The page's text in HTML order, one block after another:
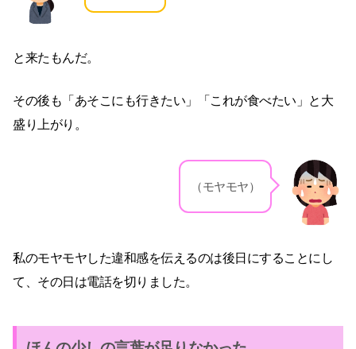
と来たもんだ。
その後も「あそこにも行きたい」「これが食べたい」と大
盛り上がり。
（モヤモヤ）
私のモヤモヤした違和感を伝えるのは後日にすることにし
て、その日は電話を切りました。